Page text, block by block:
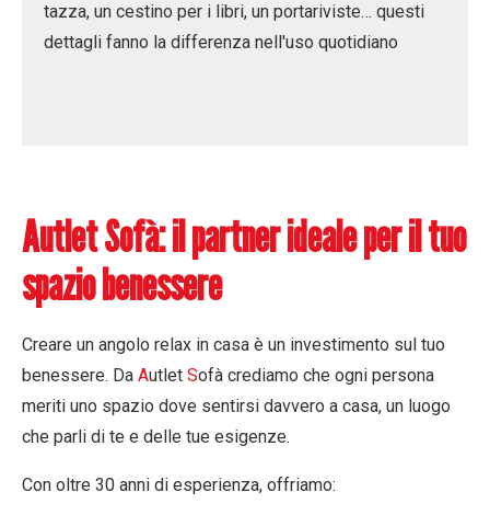
tazza, un cestino per i libri, un portariviste… questi
dettagli fanno la differenza nell'uso quotidiano
AutletSofà: il partner ideale per il tuo
spazio benessere
Creare un angolo relax in casa è un investimento sul tuo
benessere. Da Autlet Sofà crediamo che ogni persona
meriti uno spazio dove sentirsi davvero a casa, un luogo
che parli di te e delle tue esigenze.
Con oltre 30 anni di esperienza, offriamo: